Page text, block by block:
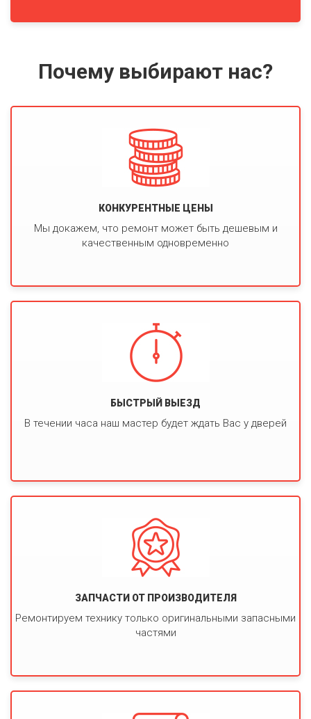
Почему выбирают нас?
КОНКУРЕНТНЫЕ ЦЕНЫ
Мы докажем, что ремонт может быть дешевым и
качественным одновременно
БЫСТРЫЙ ВЫЕЗД
В течении часа наш мастер будет ждать Вас у дверей
ЗАПЧАСТИ ОТ ПРОИЗВОДИТЕЛЯ
Ремонтируем технику только оригинальными запасными
частями